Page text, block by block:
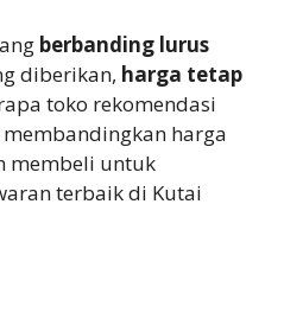
berbanding lurus
diberikan, harga tetap
toko rekomendasi
harga
membeli untuk
terbaik di Kutai